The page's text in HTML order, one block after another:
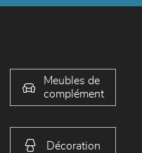
Meubles de
complément
Décoration